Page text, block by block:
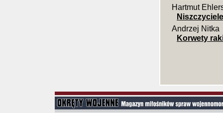
Hartmut
Andrzej Nitka
Korwety